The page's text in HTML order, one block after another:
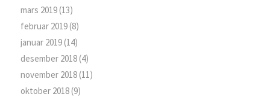
mars 2019(13)
februar 2019(8)
januar 2019(14)
desember 2018(4)
november 2018(11)
oktober 2018(9)